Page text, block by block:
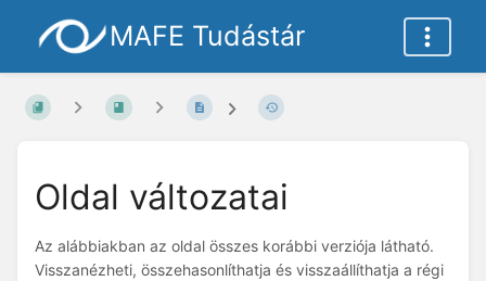
MAFE Tudástár
Oldal változatai
Az alábbiakban az oldal összes korábbi verziója látható.
Visszanézheti, összehasonlíthatja és visszaállíthatja a régi